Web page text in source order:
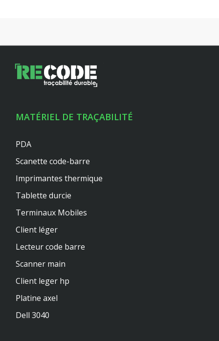
MATÉRIEL DE TRAÇABILITÉ
PDA
Scanette code-barre
Imprimantes thermique
Tablette durcie
Terminaux Mobiles
Client léger
Lecteur code barre
Scanner main
Client leger hp
Platine axel
Dell 3040